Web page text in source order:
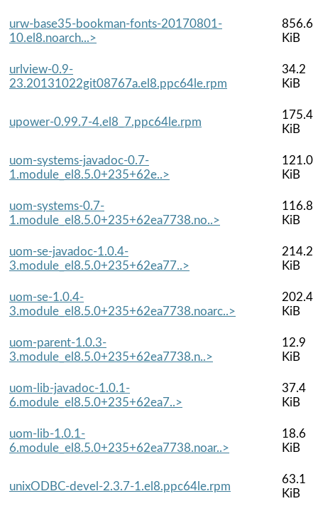
urw-base35-bookman-fonts-20170801-
10.el8.noarch...>
856.6
KiB
urlview-0.9-
23.20131022git08767a.el8.ppc64le.rpm
34.2
KiB
upower-0.99.7-4.el8_7.ppc64le.rpm
175.4
KiB
uom-systems-javadoc-0.7-
1.module_el8.5.0+235+62e..>
121.0
KiB
uom-systems-0.7-
1.module_el8.5.0+235+62ea7738.no..>
116.8
KiB
uom-se-javadoc-1.0.4-
3.module_el8.5.0+235+62ea77..>
214.2
KiB
uom-se-1.0.4-
3.module_el8.5.0+235+62ea7738.noarc..>
202.4
KiB
uom-parent-1.0.3-
3.module_el8.5.0+235+62ea7738.n..>
12.9
KiB
uom-lib-javadoc-1.0.1-
6.module_el8.5.0+235+62ea7..>
37.4
KiB
uom-lib-1.0.1-
6.module_el8.5.0+235+62ea7738.noar..>
18.6
KiB
unixODBC-devel-2.3.7-1.el8.ppc64le.rpm
63.1
KiB